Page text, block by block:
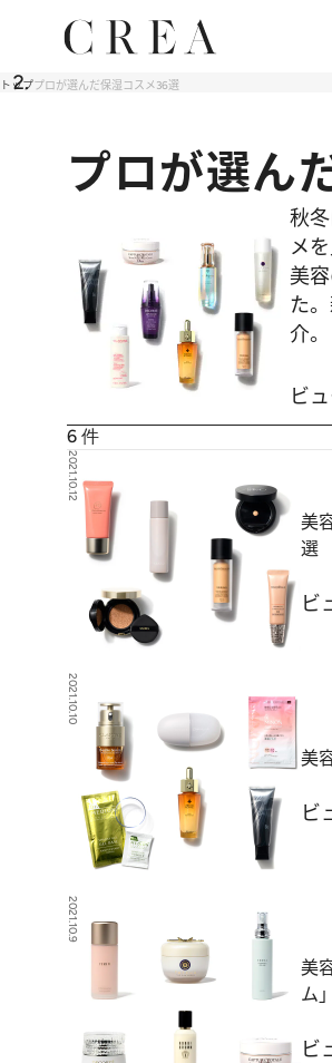
トッププロが選んだ保湿コスメ36選
プロが選ん
秋
メ
美
た
介。
ビ
6 件
2021.10.12
美
選
ビ
2021.10.10
美
ビ
2021.10.9
美
ム
ビ